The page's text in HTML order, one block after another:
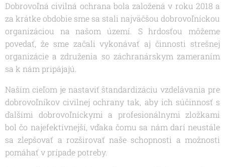
Dobrovoľná civilná ochrana bola založená v roku 2018 a
za krátke obdobie sme sa stali najväčšou dobrovoľníckou
organizáciou na našom území. S hrdosťou môžeme
povedať, že sme začali vykonávať aj činnosti strešnej
organizácie a združenia so záchranárskym zameraním
sa k nám pripájajú.
Naším cieľom je nastaviť štandardizáciu vzdelávania pre
dobrovoľníkov civilnej ochrany tak, aby ich súčinnosť s
ďalšími dobrovoľníckymi a profesionálnymi zložkami
bol čo najefektívnejší, vďaka čomu sa nám darí neustále
sa zlepšovať a rozširovať naše schopnosti a možnosti
pomáhať v prípade potreby.